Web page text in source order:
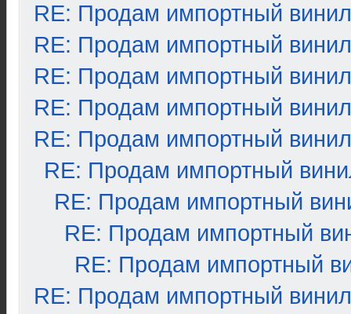
RE: Продам импортный винил
RE: Продам импортный винил
RE: Продам импортный винил
RE: Продам импортный винил
RE: Продам импортный винил
RE: Продам импортный
RE: Продам импортный
RE: Продам импортный
RE: Продам импортный
RE: Продам импортный винил